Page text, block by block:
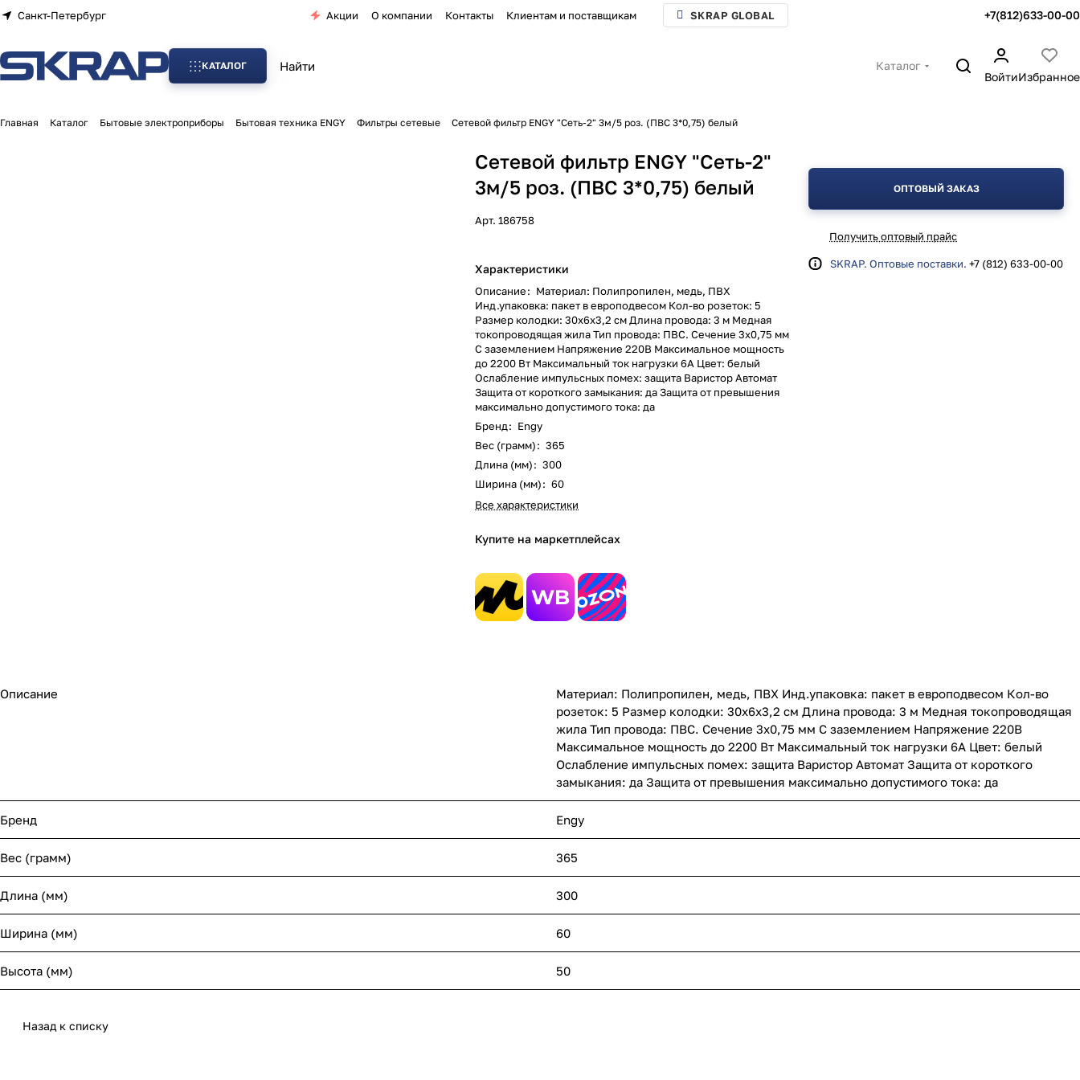
Санкт-Петербург Акции О компании Контакты Клиентам и поставщикам SKRAP GLOBAL +7(812)633-00-00
КАТАЛОГ
Каталог
ВойтиИзбранное
Главная Каталог Бытовые электроприборы Бытовая техника ENGY Фильтры сетевые Сетевой фильтр ENGY "Сеть-2" 3м/5 роз. (ПВС 3*0,75) белый
Сетевой фильтр ENGY "Сеть-2"
3м/5 роз. (ПВС 3*0,75) белый
Арт.186758
Характеристики
Описание: Материал: Полипропилен, медь, ПВХ
Инд.упаковка: пакет в европодвесом Кол-во розеток: 5
Размер колодки: 30х6х3,2 см Длина провода: 3 м Медная
токопроводящая жила Тип провода: ПВС. Сечение 3х0,75 мм
С заземлением Напряжение 220В Максимальное мощность
до 2200 Вт Максимальный ток нагрузки 6А Цвет: белый
Ослабление импульсных помех: защита Варистор Автомат
Защита от короткого замыкания: да Защита от превышения
максимально допустимого тока: да
Бренд: Engy
Вес (грамм): 365
Длина (мм): 300
Ширина (мм): 60
Все характеристики
Купите на маркетплейсах
ОПТОВЫЙ ЗАКАЗ
Получить оптовый прайс
SKRAP. Оптовые поставки. +7 (812) 633-00-00
Описание
Материал: Полипропилен, медь, ПВХ Инд.упаковка: пакет в европодвесом Кол-во
розеток: 5 Размер колодки: 30х6х3,2 см Длина провода: 3 м Медная токопроводящая
жила Тип провода: ПВС. Сечение 3х0,75 мм С заземлением Напряжение 220В
Максимальное мощность до 2200 Вт Максимальный ток нагрузки 6А Цвет: белый
Ослабление импульсных помех: защита Варистор Автомат Защита от короткого
замыкания: да Защита от превышения максимально допустимого тока: да
Бренд Engy
Вес (грамм) 365
Длина (мм) 300
Ширина (мм) 60
Высота (мм) 50
Назад к списку